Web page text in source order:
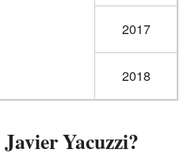
2017
2018
Yacuzzi?